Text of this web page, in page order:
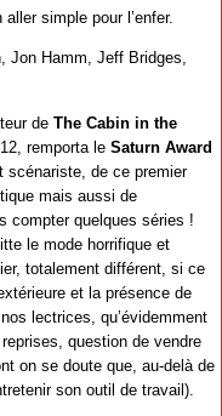
simple pour l’enfer.
Jon Hamm, Jeff Bridges,
de The Cabin in the
remporta le Saturn Award
scénariste, de ce premier
mais aussi de
compter quelques séries !
le mode horrifique et
totalement différent, si ce
et la présence de
lectrices, qu’évidemment
question de vendre
on se doute que, au-delà de
son outil de travail).